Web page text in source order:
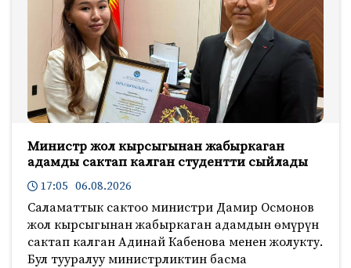
Министр жол кырсыгынан жабыркаган
адамды сактап калган студентти сыйлады
17:05 06.08.2026
Саламаттык сактоо министри Дамир Осмонов
жол кырсыгынан жабыркаган адамдын өмүрүн
сактап калган Адинай Кабенова менен жолукту.
Бул тууралуу министрликтин басма